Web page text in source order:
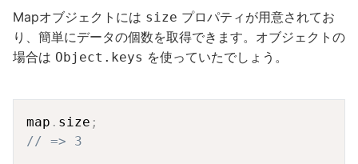
Mapオブジェクトには size プロパティが用意されてお
り、簡単にデータの個数を取得できます。オブジェクトの
場合は Object.keys を使っていたでしょう。
map . size ;
// => 3